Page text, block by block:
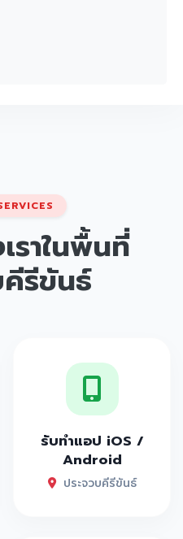
ราในพื้นที่
รีขันธ์
รับทำแอป iOS /
Android
ประจวบคีรีขันธ์